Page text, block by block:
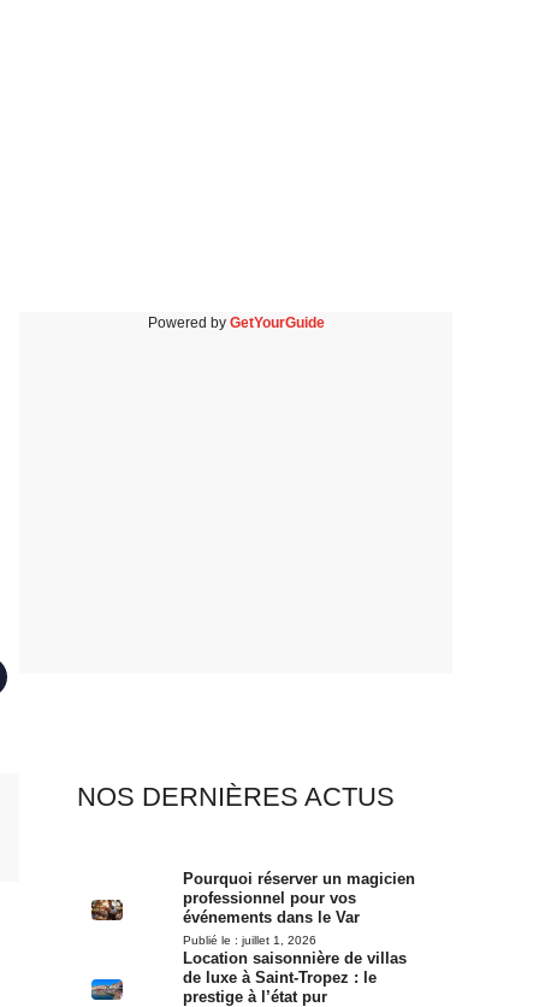
Powered by GetYourGuide
NOS DERNIÈRES ACTUS
Pourquoi réserver un magicien
professionnel pour vos
événements dans le Var
Publié le : juillet 1, 2026
Location saisonnière de villas
de luxe à Saint-Tropez : le
prestige à l’état pur